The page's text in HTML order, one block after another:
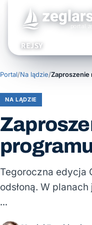
REJSY
Portal/Na lądzie/
NA LĄDZIE
Tegoroczna edycja
odsłoną. W
…